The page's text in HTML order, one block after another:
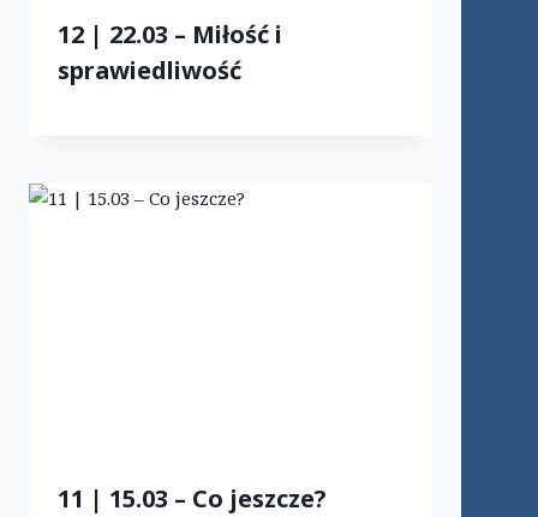
12 | 22.03 – Miłość i
sprawiedliwość
11 | 15.03 – Co jeszcze?